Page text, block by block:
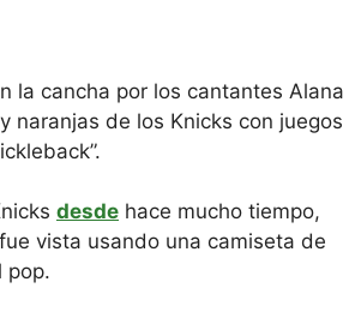
la cancha por los cantantes Alana
naranjas de los Knicks con juegos
desde hace mucho tiempo,
vista usando una camiseta de
pop.